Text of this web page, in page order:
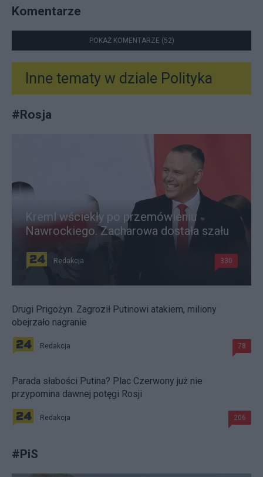
Komentarze
POKAŻ KOMENTARZE (52)
Inne tematy w dziale Polityka
#Rosja
Kreml wściekły po przemówieniu
Nawrockiego. Zacharowa dostała szału
Redakcja 330
Drugi Prigożyn. Zagroził Putinowi atakiem, miliony
obejrzało nagranie
Redakcja 78
Parada słabości Putina? Plac Czerwony już nie
przypomina dawnej potęgi Rosji
Redakcja 206
#PiS